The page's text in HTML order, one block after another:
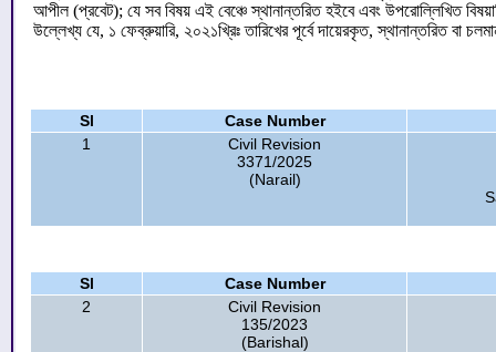
আপীল (প্রবেট); যে সব বিষয় এই বেঞ্চে স্থানান্তরিত হইবে এবং উপরোল্লিখিত
উল্লেখ্য যে, ১ ফেব্রুয়ারি, ২০২১খ্রিঃ তারিখের পূর্বে দায়েরকৃত, স্থানান্তরিত বা
Sl
Case Number
1
Civil Revision
3371/2025
(Narail)
Sl
Case Number
2
Civil Revision
135/2023
(Barishal)